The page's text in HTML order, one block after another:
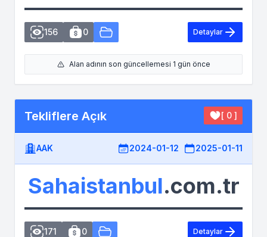
156 0 Detaylar
Alan adının son güncellemesi 1 gün önce
Tekliflere Açık [ 0 ]
AAK 2024-01-12 2025-01-11
Sahaistanbul.com.tr
171 0 Detaylar